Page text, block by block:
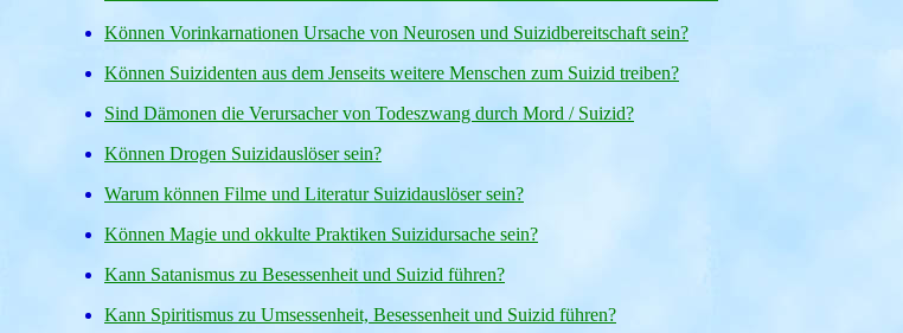
Können Vorinkarnationen Ursache von Neurosen und Suizidbereitschaft sein?
Können Suizidenten aus dem Jenseits weitere Menschen zum Suizid treiben?
Sind Dämonen die Verursacher von Todeszwang durch Mord / Suizid?
Können Drogen Suizidauslöser sein?
Warum können Filme und Literatur Suizidauslöser sein?
Können Magie und okkulte Praktiken Suizidursache sein?
Kann Satanismus zu Besessenheit und Suizid führen?
Kann Spiritismus zu Umsessenheit, Besessenheit und Suizid führen?